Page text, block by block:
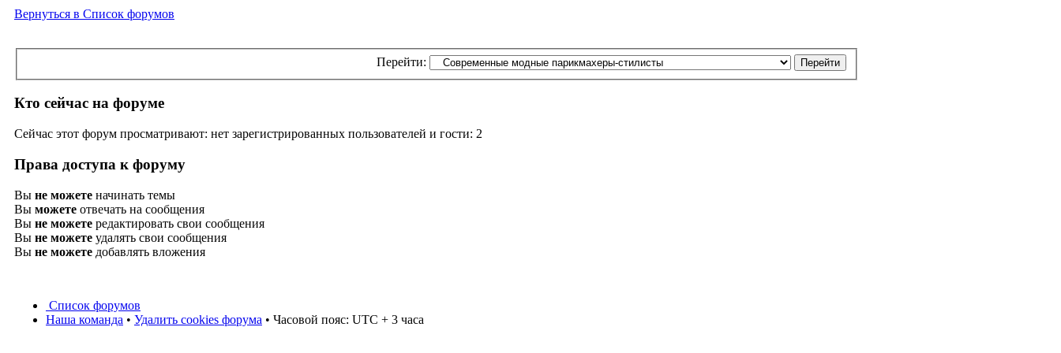
Вернуться в Список форумов
Перейти:
Кто сейчас на форуме
Сейчас этот форум просматривают: нет зарегистрированных пользователей и гости: 2
Права доступа к форуму
Вы не можете начинать темы
Вы можете отвечать на сообщения
Вы не можете редактировать свои сообщения
Вы не можете удалять свои сообщения
Вы не можете добавлять вложения
Список форумов
Наша команда • Удалить cookies форума • Часовой пояс: UTC + 3 часа